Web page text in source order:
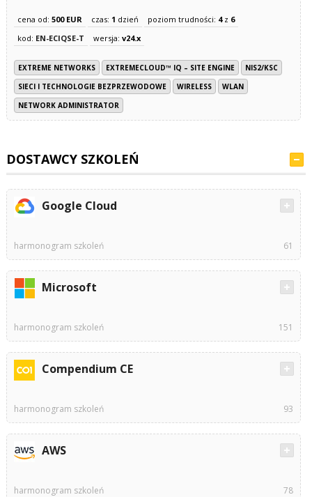
cena od: 500 EUR czas: 1 dzień poziom trudności: 4z 6
kod: EN-ECIQSE-T wersja: v24.x
EXTREME NETWORKS EXTREMECLOUD™ IQ – SITE ENGINE
NIS2/KSC
SIECI I TECHNOLOGIE BEZPRZEWODOWE
WIRELESS
WLAN
NETWORK ADMINISTRATOR
DOSTAWCY SZKOLEŃ
Google Cloud
harmonogram szkoleń 61
Microsoft
harmonogram szkoleń 151
Compendium CE
harmonogram szkoleń 93
AWS
harmonogram szkoleń 78